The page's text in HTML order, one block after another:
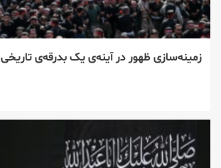
زمینه‌سازی ظهور در آینه‌ی یک بدرقه‌ی تاریخی